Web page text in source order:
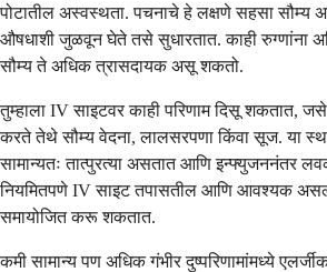
पोटातील अस्वस्थता. पचनाचे हे लक्षणे सहसा सौम्य
औषधाशी जुळवून घेते तसे सुधारतात. काही रुग्णांना
सौम्य ते अधिक त्रासदायक असू शकतो.
तुम्हाला IV साइटवर काही परिणाम दिसू शकतात,
करते तेथे सौम्य वेदना, लालसरपणा किंवा सूज. या
सामान्यतः तात्पुरत्या असतात आणि इन्फ्युजननंतर
नियमितपणे IV साइट तपासतील आणि आवश्यक
समायोजित करू शकतात.
कमी सामान्य पण अधिक गंभीर दुष्परिणामांमध्ये